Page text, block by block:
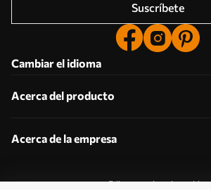
Suscríbete
Cambiar el idioma
Acerca del producto
Acerca de la empresa
Editar permisos de cookies